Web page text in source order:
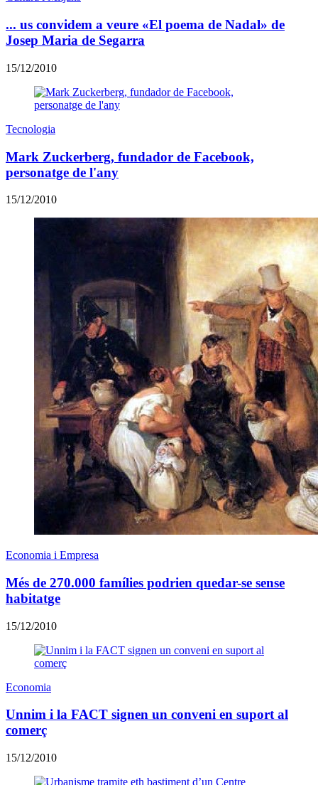
... us convidem a veure «El poema de Nadal» de
Josep Maria de Segarra
15/12/2010
Tecnologia
Mark Zuckerberg, fundador de Facebook,
personatge de l'any
15/12/2010
Economia i Empresa
Més de 270.000 famílies podrien quedar-se sense
habitatge
15/12/2010
Economia
Unnim i la FACT signen un conveni en suport al
comerç
15/12/2010